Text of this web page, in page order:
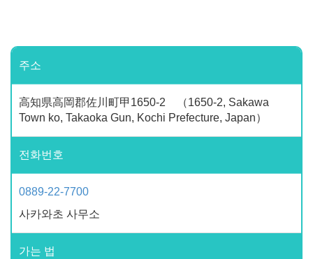
주소
高知県高岡郡佐川町甲1650-2 （1650-2, Sakawa
Town ko, Takaoka Gun, Kochi Prefecture, Japan）
전화번호
0889-22-7700
사카와초 사무소
가는 법